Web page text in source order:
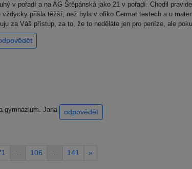
v pořadí a na AG Štěpánská jako 21 v pořadí. Chodil
přišla těžší, než byla v ofiko Cermat testech a u
za Váš přístup, za to, že to neděláte jen pro peníze, ale
gymnázium. Jana odpovědět
106 141 »